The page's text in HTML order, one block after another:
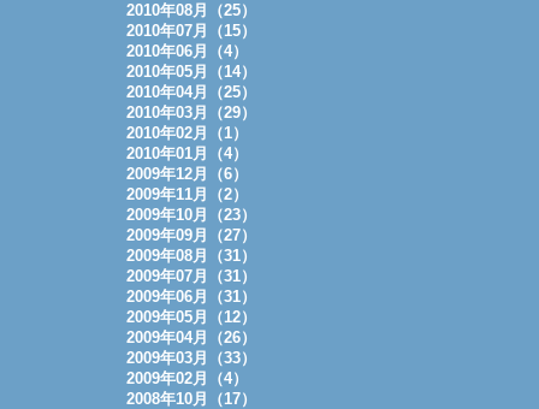
2010年08月（25）
2010年07月（15）
2010年06月（4）
2010年05月（14）
2010年04月（25）
2010年03月（29）
2010年02月（1）
2010年01月（4）
2009年12月（6）
2009年11月（2）
2009年10月（23）
2009年09月（27）
2009年08月（31）
2009年07月（31）
2009年06月（31）
2009年05月（12）
2009年04月（26）
2009年03月（33）
2009年02月（4）
2008年10月（17）